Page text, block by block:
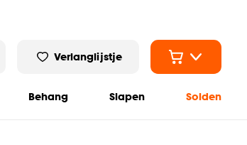
Verlanglijstje
Behang Slapen Solden